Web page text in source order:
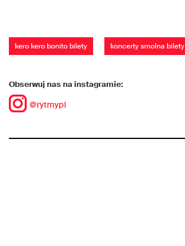
kero kero bonito bilety koncerty smolna bilety
Obserwuj nas na instagramie:
@rytmypl